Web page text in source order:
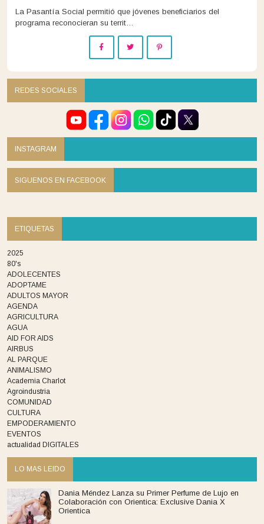
La Pasantía Social permitió que jóvenes beneficiarios del
programa reconocieran su territ…
REDES SOCIALES
INSTAGRAM
SIGUENOS EN FACEBOOK
ETIQUETAS
2025
80's
ADOLECENTES
ADOPTAME
ADULTOS MAYOR
AGENDA
AGRICULTURA
AGUA
AID FOR AIDS
AIRBUS
AL PARQUE
ANIMALISMO
Academia Charlot
Agroindustria
COMUNIDAD
CULTURA
EMPODERAMIENTO
EVENTOS
actualidad DIGITALES
LO MAS LEIDO
Dania Méndez Lanza su Primer Perfume de Lujo en
Colaboración con Orientica: Exclusive Dania X
Orientica